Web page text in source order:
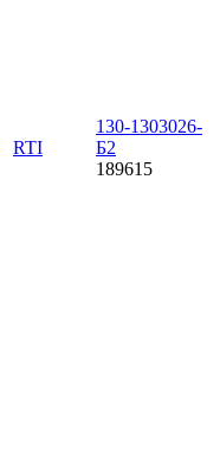
RTI
130-1303026-
Б2
189615